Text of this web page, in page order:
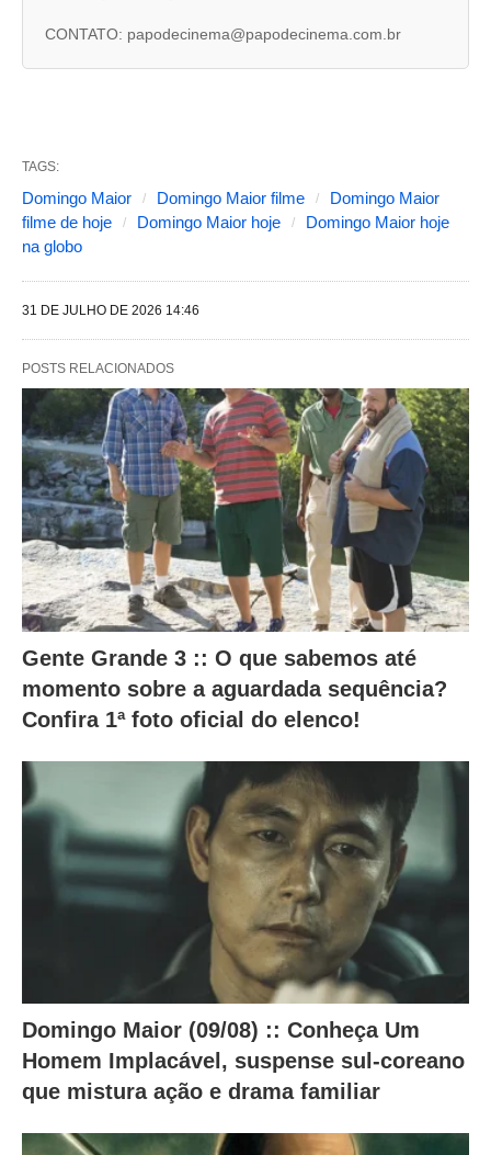
a
s
s
e
n
t
e
s
a
l
t
e
r
a
m
o
n
a
b
a
x
CONTATO: papodecinema@papodecinema.com.br
TAGS:
Domingo Maior Domingo Maior filme
Domingo Maior
filme de hoje
Domingo Maior hoje
Domingo Maior hoje
na globo
31 DE JULHO DE 2026 14:46
POSTS RELACIONADOS
Gente Grande 3 :: O que sabemos até
momento sobre a aguardada sequência?
Confira 1ª foto oficial do elenco!
Domingo Maior (09/08) :: Conheça Um
Homem Implacável, suspense sul-coreano
que mistura ação e drama familiar